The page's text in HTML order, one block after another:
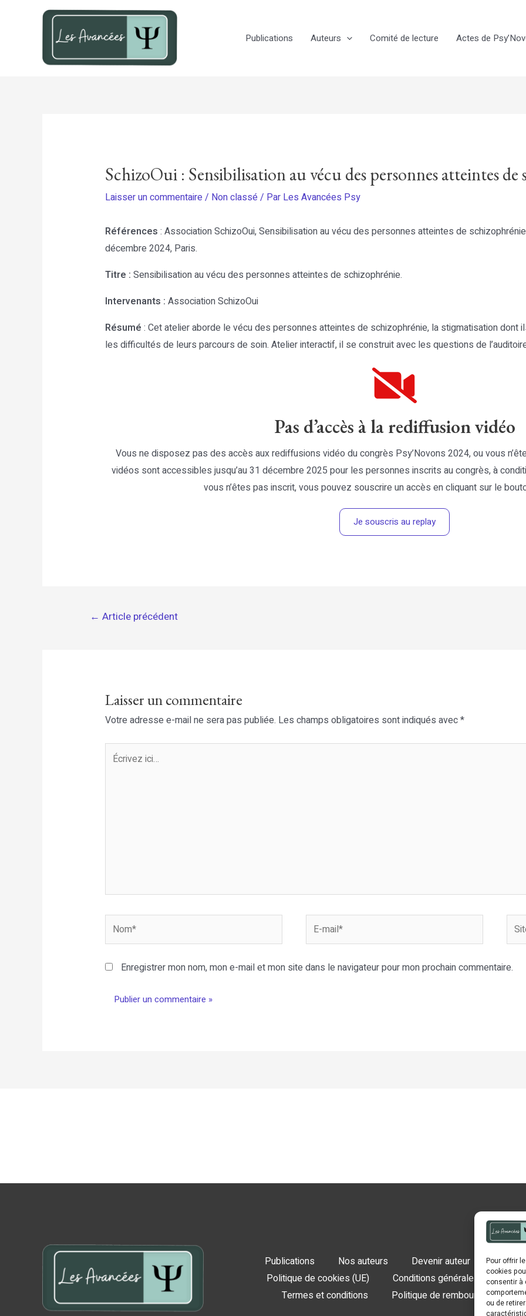
Pour offrir
cookies
consentir à
ou de
Publications Auteurs Comité de lecture Actes de
SchizoOui : Sensibilisation au vécu des personnes atteintes
Laisser un commentaire/ Non classé/ Par Les Avancées Psy
Références : Association SchizoOui, Sensibilisation au vécu des personnes atteintes de
décembre 2024, Paris.
Titre : Sensibilisation au vécu des personnes atteintes de schizophrénie.
Intervenants : Association SchizoOui
Résumé : Cet atelier aborde le vécu des personnes atteintes de schizophrénie, la stigmatisation dont
les difficultés de leurs parcours de soin. Atelier interactif, il se construit avec les questions de
Pas d’accès à la rediffusion vidéo
Vous ne disposez pas des accès aux rediffusions vidéo du congrès Psy’Novons 2024, ou vous
vidéos sont accessibles jusqu’au 31 décembre 2025 pour les personnes inscrits au congrès, à
vous n’êtes pas inscrit, vous pouvez souscrire un accès en cliquant sur le
Je souscris au replay
Navigation
← Article précédent
Laisser un commentaire
Votre adresse e-mail ne sera pas publiée. Les champs obligatoires sont indiqués avec*
Écrivez
Nom*
Site
Enregistrer mon nom, mon e-mail et mon site dans le navigateur pour mon prochain commentaire.
Publications Nos auteurs Devenir auteur
Contact
Politique de cookies (UE)
Conditions générales de ventes
Termes et conditions
Politique de remboursement